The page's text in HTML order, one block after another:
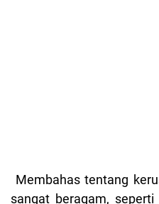
Membahas tentang
sangat beragam,